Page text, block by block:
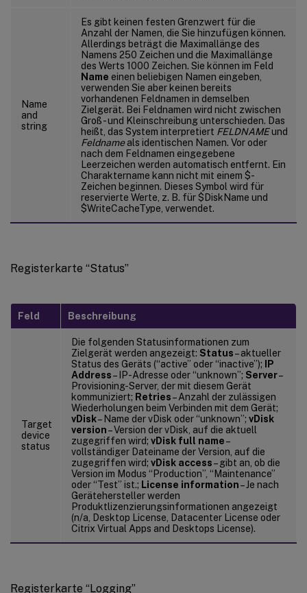
Name
and
string
Es gibt keinen festen Grenzwert für die
Anzahl der Namen, die Sie hinzufügen können.
Allerdings beträgt die Maximallänge des
Namens 250 Zeichen und die Maximallänge
des Werts 1000 Zeichen. Sie können im Feld
Name einen beliebigen Namen eingeben,
verwenden Sie aber keinen bereits
vorhandenen Feldnamen in demselben
Zielgerät. Bei Feldnamen wird nicht zwischen
Groß- und Kleinschreibung unterschieden. Das
heißt, das System interpretiert FELDNAMEund
Feldnameals identischen Namen. Vor oder
nach dem Feldnamen eingegebene
Leerzeichen werden automatisch entfernt. Ein
Charaktername kann nicht mit einem $-
Zeichen beginnen. Dieses Symbol wird für
reservierte Werte, z. B. für $DiskName und
$WriteCacheType, verwendet.
Registerkarte “Status”
Feld Beschreibung
Target
device
status
Die folgenden Statusinformationen zum
Zielgerät werden angezeigt: Status– aktueller
Status des Geräts (“active” oder “inactive”); IP
Address– IP-Adresse oder “unknown”; Server–
Provisioning-Server, der mit diesem Gerät
kommuniziert; Retries– Anzahl der zulässigen
Wiederholungen beim Verbinden mit dem Gerät;
vDisk– Name der vDisk oder “unknown”; vDisk
version– Version der vDisk, auf die aktuell
zugegriffen wird; vDisk full name–
vollständiger Dateiname der Version, auf die
zugegriffen wird; vDisk access– gibt an, ob die
Version im Modus “Production”, “Maintenance”
oder “Test” ist.; License information– Je nach
Gerätehersteller werden
Produktlizenzierungsinformationen angezeigt
(n/a, Desktop License, Datacenter License oder
Citrix Virtual Apps and Desktops License).
Registerkarte “Logging”